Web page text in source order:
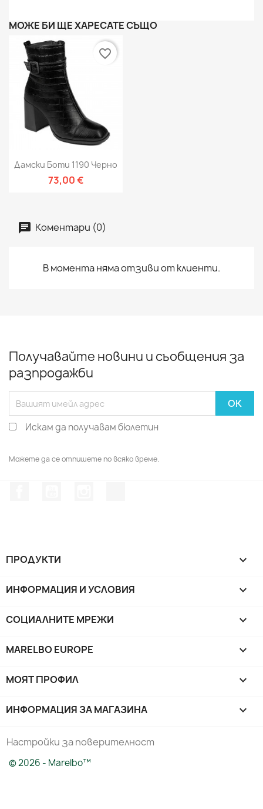
МОЖЕ БИ ЩЕ ХАРЕСАТЕ СЪЩО
Дамски Боти 1190 Черно
73,00 €
favorite_border
Коментари (0)
В момента няма отзиви от клиенти.
Получавайте новини и съобщения за
разпродажби
Искам да получавам бюлетин
Можете да се отпишете по всяко време.
ПРОДУКТИ 
ИНФОРМАЦИЯ И УСЛОВИЯ 
СОЦИАЛНИТЕ МРЕЖИ 
MARELBO EUROPE 
МОЯТ ПРОФИЛ 
ИНФОРМАЦИЯ ЗА МАГАЗИНА keyboard_arrow_down
Настройки за поверителност
© 2026 - Marelbo™